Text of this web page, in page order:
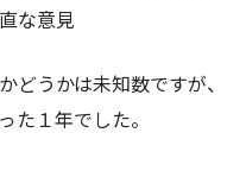
な意見
どうかは未知数ですが、
た１年でした。